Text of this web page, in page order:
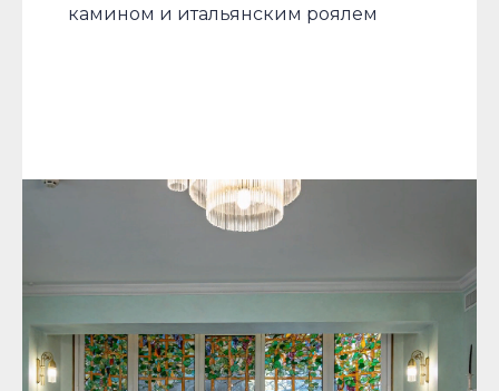
камином и итальянским роялем